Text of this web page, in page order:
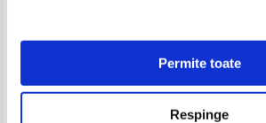
Permite toate
Respinge